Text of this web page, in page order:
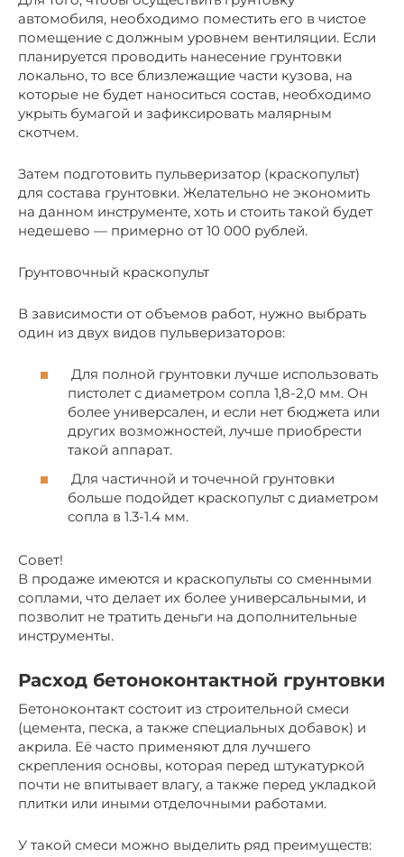
автомобиля, необходимо поместить его в чистое
помещение с должным уровнем вентиляции. Если
планируется проводить нанесение грунтовки
локально, то все близлежащие части кузова, на
которые не будет наноситься состав, необходимо
укрыть бумагой и зафиксировать малярным
скотчем.
Затем подготовить пульверизатор (краскопульт)
для состава грунтовки. Желательно не экономить
на данном инструменте, хоть и стоить такой будет
недешево — примерно от 10 000 рублей.
Грунтовочный краскопульт
В зависимости от объемов работ, нужно выбрать
один из двух видов пульверизаторов:
Для полной грунтовки лучше использовать
пистолет с диаметром сопла 1,8-2,0 мм. Он
более универсален, и если нет бюджета или
других возможностей, лучше приобрести
такой аппарат.
Для частичной и точечной грунтовки
больше подойдет краскопульт с диаметром
сопла в 1.3-1.4 мм.
Совет!
В продаже имеются и краскопульты со сменными
соплами, что делает их более универсальными, и
позволит не тратить деньги на дополнительные
инструменты.
Расход бетоноконтактной грунтовки
Бетоноконтакт состоит из строительной смеси
(цемента, песка, а также специальных добавок) и
акрила. Её часто применяют для лучшего
скрепления основы, которая перед штукатуркой
почти не впитывает влагу, а также перед укладкой
плитки или иными отделочными работами.
У такой смеси можно выделить ряд преимуществ: